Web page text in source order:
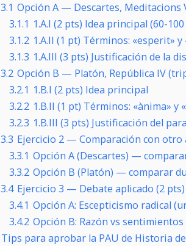
3.1 Opción A — Descartes, Meditacions
3.1.1 1.A.I (2 pts) Idea principal (60-
3.1.2 1.A.II (1 pt) Términos: «esperit»
3.1.3 1.A.III (3 pts) Justificación de la
3.2 Opción B — Platón, República IV
3.2.1 1.B.I (2 pts) Idea principal
3.2.2 1.B.II (1 pt) Términos: «ànima» y
3.2.3 1.B.III (3 pts) Justificación del
3.3 Ejercicio 2 — Comparación con otro
3.3.1 Opción A (Descartes) —
3.3.2 Opción B (Platón) — comparar
3.4 Ejercicio 3 — Debate aplicado (2 pts)
3.4.1 Opción A: Escepticismo radical
3.4.2 Opción B: Razón vs
Tips para aprobar la PAU de Historia